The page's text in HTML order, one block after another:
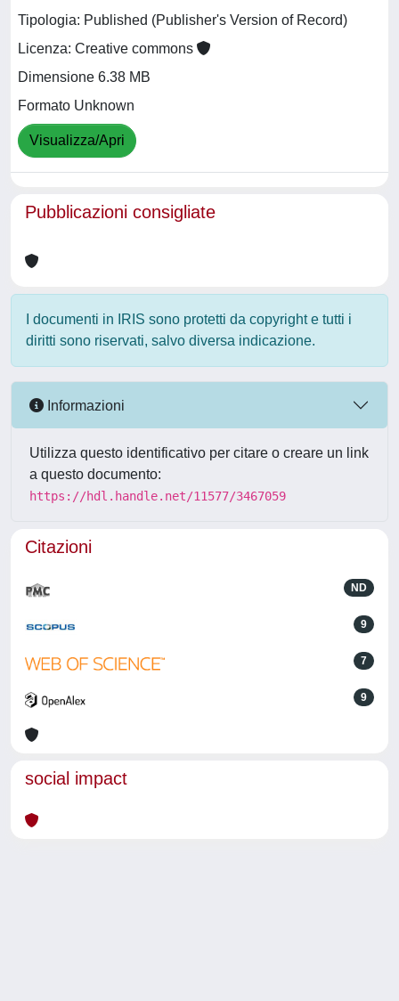
Tipologia: Published (Publisher's Version of Record)
Licenza: Creative commons
Dimensione 6.38 MB
Formato Unknown
Visualizza/Apri
Pubblicazioni consigliate
I documenti in IRIS sono protetti da copyright e tutti i
diritti sono riservati, salvo diversa indicazione.
Informazioni
Utilizza questo identificativo per citare o creare un link
a questo documento:
https://hdl.handle.net/11577/3467059
Citazioni
ND
9
7
9
social impact